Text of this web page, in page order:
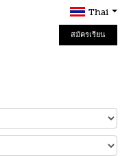
Thai
สมัครเรียน
Online